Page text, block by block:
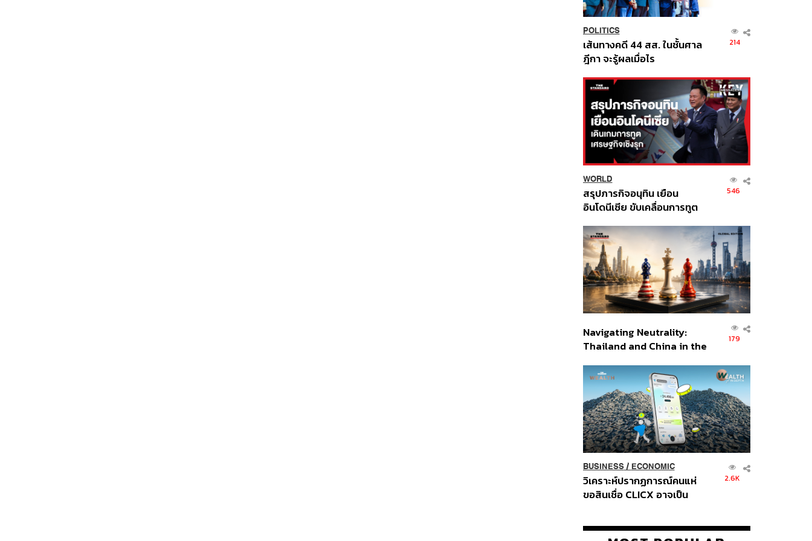
POLITICS
เส้นทางคดี 44 สส. ในชั้นศาล
ฎีกา จะรู้ผลเมื่อไร
214
WORLD
สรุปภารกิจอนุทิน เยือน
อินโดนีเซีย ขับเคลื่อนการทูต
ส่วนยุทธศาสตร์ไทย –
อินโดนีเซีย
546
Navigating Neutrality:
Thailand and China in the
Order
179
BUSINESS/ ECONOMIC
วิเคราะห์ปรากฏการณ์คนแห่
ขอสินเชื่อ CLICX อาจเป็น
ปัญหาหนี้ครัวเรือนไทยที่ถูกซุก
2.6K